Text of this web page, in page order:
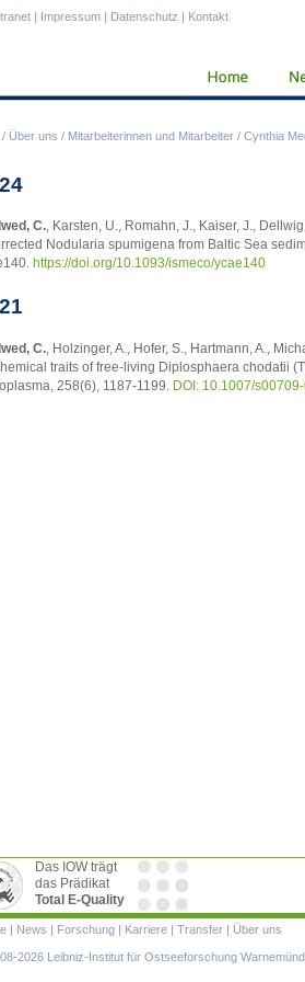
/ Über uns / Mitarbeiterinnen und Mitarbeiter / Cynthia
| Impressum | Datenschutz | Kontakt
C., Karsten, U., Romahn, J., Kaiser, J.,
Nodularia spumigena from Baltic Sea
https://doi.org/10.1093/ismeco/ycae140
C. , Holzinger, A., Hofer, S., Hartmann, A.,
traits of free-living Diplosphaera chodatii
258(6), 1187-1199. DOI: 10.1007/
Das IOW trägt
das Prädikat
Total E-Quality
| News | Forschung | Karriere | Transfer | Über uns
2026 Leibniz-Institut für Ostseeforschung